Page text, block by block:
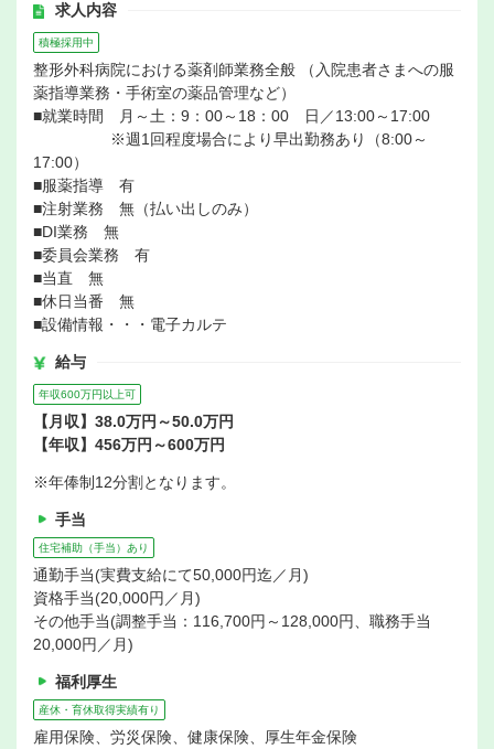
求人内容
積極採用中
整形外科病院における薬剤師業務全般 （入院患者さまへの服
薬指導業務・手術室の薬品管理など）
■就業時間 月～土：9：00～18：00 日／13:00～17:00
※週1回程度場合により早出勤務あり（8:00～
17:00）
■服薬指導 有
■注射業務 無（払い出しのみ）
■DI業務 無
■委員会業務 有
■当直 無
■休日当番 無
■設備情報・・・電子カルテ
給与
年収600万円以上可
【月収】38.0万円～50.0万円
【年収】456万円～600万円
※年俸制12分割となります。
手当
住宅補助（手当）あり
通勤手当(実費支給にて50,000円迄／月)
資格手当(20,000円／月)
その他手当(調整手当：116,700円～128,000円、職務手当
20,000円／月)
福利厚生
産休・育休取得実績有り
雇用保険、労災保険、健康保険、厚生年金保険